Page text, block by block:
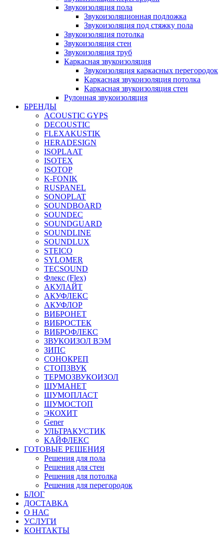
Звукоизоляция пола
Звукоизоляционная подложка
Звукоизоляция под стяжку пола
Звукоизоляция потолка
Звукоизоляция стен
Звукоизоляция труб
Каркасная звукоизоляция
Звукоизоляция каркасных перегородок
Каркасная звукоизоляция потолка
Каркасная звукоизоляция стен
Рулонная звукоизоляция
БРЕНДЫ
ACOUSTIC GYPS
DECOUSTIC
FLEXAKUSTIK
HERADESIGN
ISOPLAAT
ISOTEX
ISOTOP
K-FONIK
RUSPANEL
SONOPLAT
SOUNDBOARD
SOUNDEC
SOUNDGUARD
SOUNDLINE
SOUNDLUX
STEICO
SYLOMER
TECSOUND
Флекс (Flex)
АКУЛАЙТ
АКУФЛЕКС
АКУФЛОР
ВИБРОНЕТ
ВИБРОСТЕК
ВИБРОФЛЕКС
ЗВУКОИЗОЛ ВЭМ
ЗИПС
СОНОКРЕП
СТОПЗВУК
ТЕРМОЗВУКОИЗОЛ
ШУМАНЕТ
ШУМОПЛАСТ
ШУМОСТОП
ЭКОХИТ
Gener
УЛЬТРАКУСТИК
КАЙФЛЕКС
ГОТОВЫЕ РЕШЕНИЯ
Решения для пола
Решения для стен
Решения для потолка
Решения для перегородок
БЛОГ
ДОСТАВКА
О НАС
УСЛУГИ
КОНТАКТЫ